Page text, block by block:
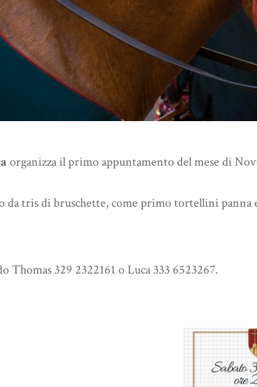
organizza il primo appuntamento del mese di
da tris di bruschette, come primo tortellini
Thomas 329 2322161 o Luca 333 6523267.